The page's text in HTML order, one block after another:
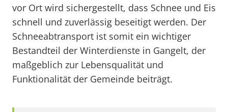
vor Ort wird sichergestellt, dass Schnee und Eis
schnell und zuverlässig beseitigt werden. Der
Schneeabtransport ist somit ein wichtiger
Bestandteil der Winterdienste in Gangelt, der
maßgeblich zur Lebensqualität und
Funktionalität der Gemeinde beiträgt.